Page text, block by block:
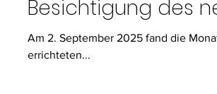
Besichtigung des
Am 2. September 2025 fand die
errichteten...